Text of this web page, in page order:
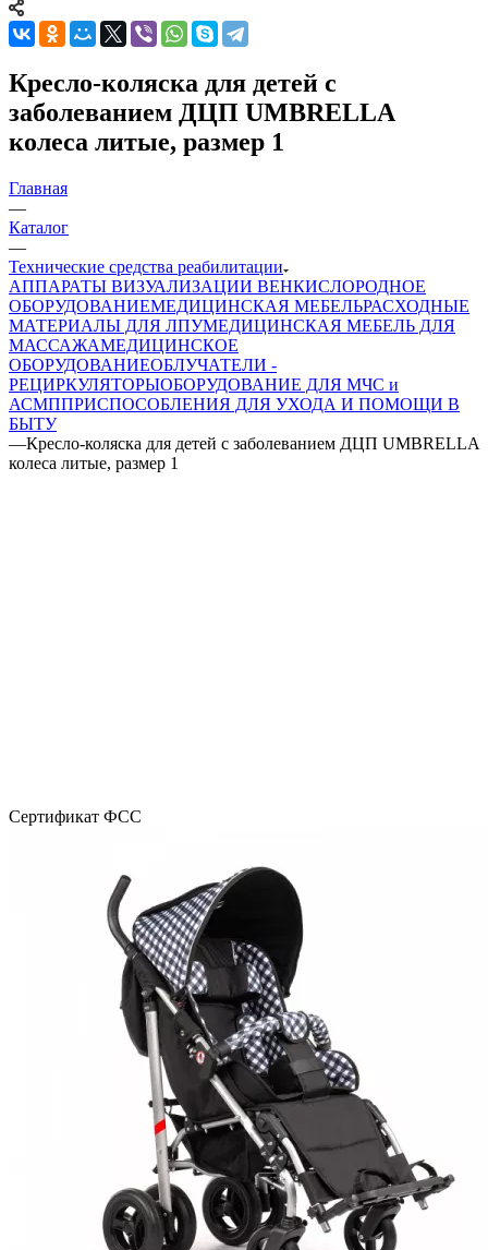
Кресло-коляска для детей с
заболеванием ДЦП UMBRELLA
колеса литые, размер 1
Главная
—
Каталог
—
Технические средства реабилитации
АППАРАТЫ ВИЗУАЛИЗАЦИИ ВЕНКИСЛОРОДНОЕ
ОБОРУДОВАНИЕМЕДИЦИНСКАЯ МЕБЕЛЬРАСХОДНЫЕ
МАТЕРИАЛЫ ДЛЯ ЛПУМЕДИЦИНСКАЯ МЕБЕЛЬ ДЛЯ
МАССАЖАМЕДИЦИНСКОЕ
ОБОРУДОВАНИЕОБЛУЧАТЕЛИ -
РЕЦИРКУЛЯТОРЫОБОРУДОВАНИЕ ДЛЯ МЧС и
АСМППРИСПОСОБЛЕНИЯ ДЛЯ УХОДА И ПОМОЩИ В
БЫТУ
—Кресло-коляска для детей с заболеванием ДЦП UMBRELLA
колеса литые, размер 1
Сертификат ФСС